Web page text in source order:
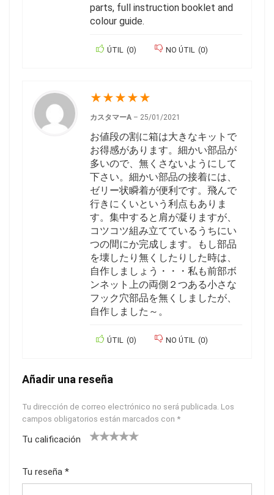
parts, full instruction booklet and
colour guide.
ÚTIL (0) NO ÚTIL (0)
★★★★★
カスタマーA – 25/01/2021
お値段の割に箱は大きなキットで
お得感があります。細かい部品が
多いので、無くさないようにして
下さい。細かい部品の接着には、
ゼリー状瞬着が便利です。飛んで
行きにくいという利点もありま
す。集中すると肩が凝りますが、
コツコツ組み立てているうちにい
つの間にか完成します。もし部品
を壊したり無くしたりした時は、
自作しましょう・・・私も前部ボ
ンネット上の両側２つある小さな
フック穴部品を無くしましたが、
自作しました～。
ÚTIL (0) NO ÚTIL (0)
Añadir una reseña
Tu dirección de correo electrónico no será publicada. Los
campos obligatorios están marcados con *
Tu calificación
Tu reseña *